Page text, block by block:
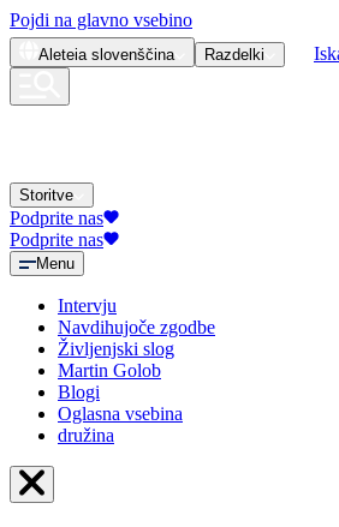
Pojdi na glavno vsebino
Aleteia slovenščina Razdelki
Storitve
Podprite nas
Podprite nas
Menu
Intervju
Navdihujoče zgodbe
Življenjski slog
Martin Golob
Blogi
Oglasna vsebina
družina